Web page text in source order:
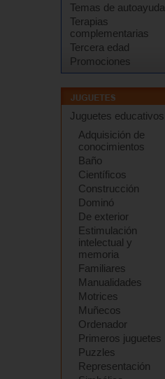
Temas de autoayuda
Terapias
complementarias
Tercera edad
Promociones
Juguetes educativos
Adquisición de
conocimientos
Baño
Científicos
Construcción
Dominó
De exterior
Estimulación
intelectual y
memoria
Familiares
Manualidades
Motrices
Muñecos
Ordenador
Primeros juguetes
Puzzles
Representación